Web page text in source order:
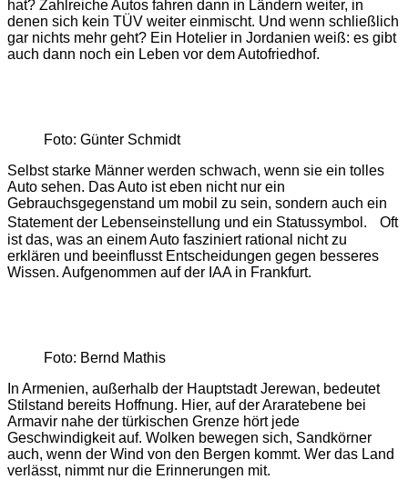
hat? Zahlreiche Autos fahren dann in Ländern weiter, in
denen sich kein TÜV weiter einmischt. Und wenn schließlich
gar nichts mehr geht? Ein Hotelier in Jordanien weiß: es gibt
auch dann noch ein Leben vor dem Autofriedhof.
Foto: Günter Schmidt
Selbst starke Männer werden schwach, wenn sie ein tolles
Auto sehen. Das Auto ist eben nicht nur ein
Gebrauchsgegenstand um mobil zu sein, sondern auch ein
Statement der Lebenseinstellung und ein Statussymbol. Oft
ist das, was an einem Auto fasziniert rational nicht zu
erklären und beeinflusst Entscheidungen gegen besseres
Wissen. Aufgenommen auf der IAA in Frankfurt.
Foto: Bernd Mathis
In Armenien, außerhalb der Hauptstadt Jerewan, bedeutet
Stilstand bereits Hoffnung. Hier, auf der Araratebene bei
Armavir nahe der türkischen Grenze hört jede
Geschwindigkeit auf. Wolken bewegen sich, Sandkörner
auch, wenn der Wind von den Bergen kommt. Wer das Land
verlässt, nimmt nur die Erinnerungen mit.